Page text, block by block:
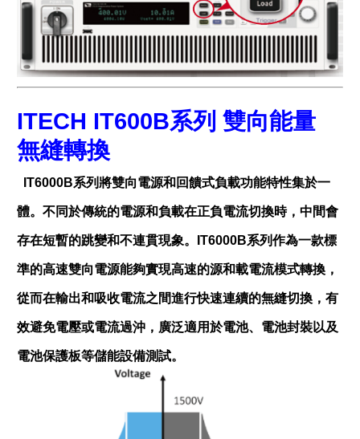
ITECH IT600B系列 雙向能量
無縫轉換
IT6000B系列將雙向電源和回饋式負載功能特性集於一
體。不同於傳統的電源和負載在正負電流切換時，中間會
存在短暫的跳變和不連貫現象。 IT6000B系列作為一款標
準的高速雙向電源能夠實現高速的源和載電流模式轉換，
從而在輸出和吸收電流之間進行快速連續的無縫切換，有
效避免電壓或電流過沖，廣泛適用於電池、電池封裝以及
電池保護板等儲能設備測試。